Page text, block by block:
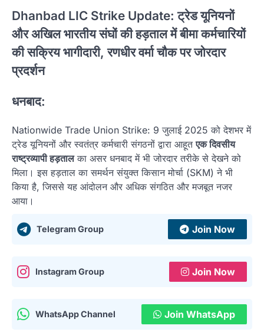
Dhanbad LIC Strike Update: ट्रेड यूनियनों
और अखिल भारतीय संघों की हड़ताल में बीमा कर्मचारियों
की सक्रिय भागीदारी, रणधीर वर्मा चौक पर जोरदार
प्रदर्शन
धनबाद:
Nationwide Trade Union Strike: 9 जुलाई 2025 को देशभर में
ट्रेड यूनियनों और स्वतंत्र कर्मचारी संगठनों द्वारा आहूतएक दिवसीय
राष्ट्रव्यापी हड़तालका असर धनबाद में भी जोरदार तरीके से देखने को
मिला। इस हड़ताल का समर्थन संयुक्त किसान मोर्चा (SKM) ने भी
किया है, जिससे यह आंदोलन और अधिक संगठित और मजबूत नजर
आया।
Telegram Group Join Now
Instagram Group Join Now
WhatsApp Channel Join WhatsApp